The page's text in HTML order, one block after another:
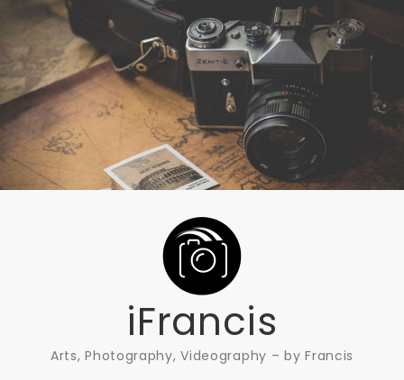
to
content
iFrancis
Arts, Photography, Videography – by Francis